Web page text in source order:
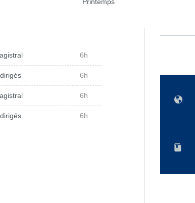
6h
6h
6h
6h